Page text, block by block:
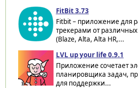
FitBit 3.73
Fitbit – приложение для
трекерами от
(Blaze, Alta, Alta HR,...
LVL up your life 0.9.1
Приложение сочетает
планировщика задач,
для поддержки...